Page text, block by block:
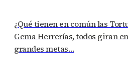
¿Qué tienen en común las
Gema Herrerías, todos giran
grandes metas…